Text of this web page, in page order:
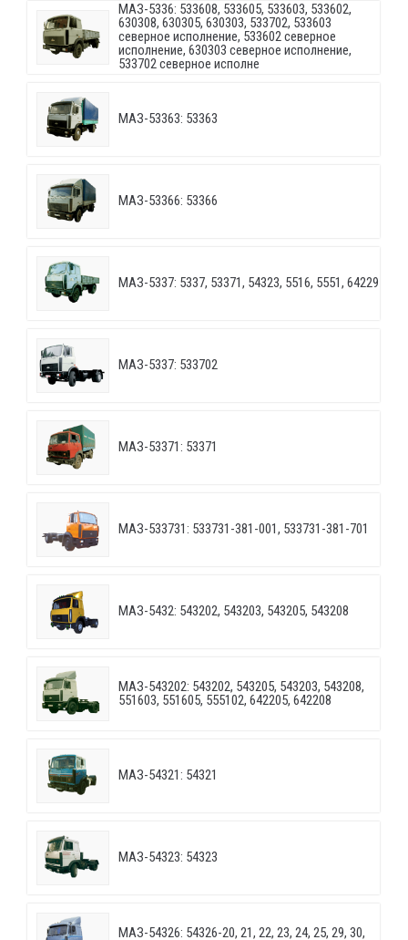
МАЗ-5336: 533608, 533605, 533603, 533602,
630308, 630305, 630303, 533702, 533603
северное исполнение, 533602 северное
исполнение, 630303 северное исполнение,
533702 северное исполне
МАЗ-53363: 53363
МАЗ-53366: 53366
МАЗ-5337: 5337, 53371, 54323, 5516, 5551, 64229
МАЗ-5337: 533702
МАЗ-53371: 53371
МАЗ-533731: 533731-381-001, 533731-381-701
МАЗ-5432: 543202, 543203, 543205, 543208
МАЗ-543202: 543202, 543205, 543203, 543208,
551603, 551605, 555102, 642205, 642208
МАЗ-54321: 54321
МАЗ-54323: 54323
МАЗ-54326: 54326-20, 21, 22, 23, 24, 25, 29, 30,